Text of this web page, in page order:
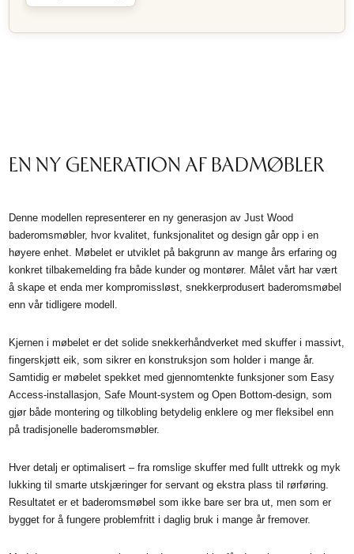
EN NY GENERATION AF BADMØBLER
Denne modellen representerer en ny generasjon av Just Wood
baderomsmøbler, hvor kvalitet, funksjonalitet og design går opp i en
høyere enhet. Møbelet er utviklet på bakgrunn av mange års erfaring og
konkret tilbakemelding fra både kunder og montører. Målet vårt har vært
å skape et enda mer kompromissløst, snekkerprodusert baderomsmøbel
enn vår tidligere modell.
Kjernen i møbelet er det solide snekkerhåndverket med skuffer i massivt,
fingerskjøtt eik, som sikrer en konstruksjon som holder i mange år.
Samtidig er møbelet spekket med gjennomtenkte funksjoner som Easy
Access-installasjon, Safe Mount-system og Open Bottom-design, som
gjør både montering og tilkobling betydelig enklere og mer fleksibel enn
på tradisjonelle baderomsmøbler.
Hver detalj er optimalisert – fra romslige skuffer med fullt uttrekk og myk
lukking til smarte utskjæringer for servant og ekstra plass til rørføring.
Resultatet er et baderomsmøbel som ikke bare ser bra ut, men som er
bygget for å fungere problemfritt i daglig bruk i mange år fremover.